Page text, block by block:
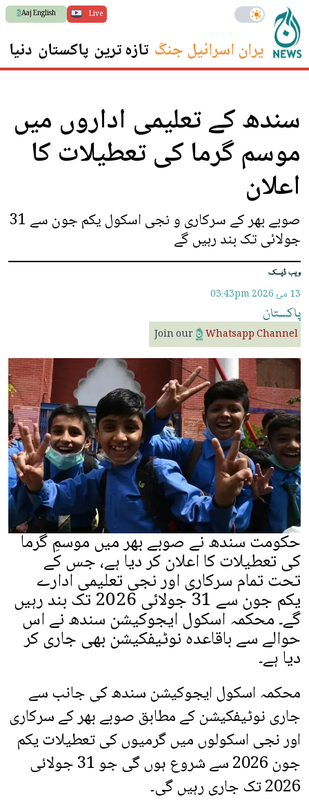
Live
Aaj English
ایران اسرائیل جنگ تازہ ترین پاکستان دنیا
سندھ کے تعلیمی اداروں میں
موسم گرما کی تعطیلات کا
اعلان
صوبے بھر کے سرکاری و نجی اسکول یکم جون سے 31
جولائی تک بند رہیں گے
ویب ڈیسک
13 مئ 2026 03:43pm
پاکستان
Join our Whatsapp Channel
حکومت سندھ نے صوبے بھر میں موسمِ گرما
کی تعطیلات کا اعلان کر دیا ہے، جس کے
تحت تمام سرکاری اور نجی تعلیمی ادارے
یکم جون سے 31 جولائی 2026 تک بند رہیں
گے۔ محکمہ اسکول ایجوکیشن سندھ نے اس
حوالے سے باقاعدہ نوٹیفکیشن بھی جاری کر
دیا ہے۔
محکمہ اسکول ایجوکیشن سندھ کی جانب سے
جاری نوٹیفکیشن کے مطابق صوبے بھر کے سرکاری
اور نجی اسکولوں میں گرمیوں کی تعطیلات یکم
جون 2026 سے شروع ہوں گی جو 31 جولائی
2026 تک جاری رہیں گی۔